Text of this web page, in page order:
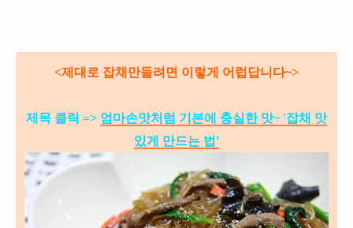
<제대로 잡채만들려면 이렇게 어럽답니다~>
제목 클릭 => 엄마손맛처럼 기본에 충실한 맛~ '잡채 맛
있게 만드는 법'